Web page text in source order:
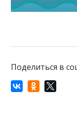
Поделиться в